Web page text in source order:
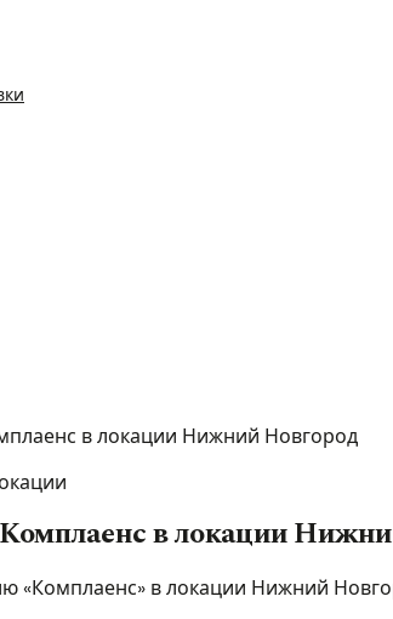
в локации Нижний Новгород
в локации
«Комплаенс» в локации Нижний